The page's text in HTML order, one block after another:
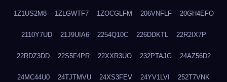
1Z1US2M8 1ZLGWTF7 1ZOCGLFM 206VNFLF 20GH4EFO
2110Y7UD 21J9UIA6 2254Q10C 226DDKTL 22R2IX7P
22RDZ3DD 22S5F4PR 22XXR3UO 232PTAJG 24AZ56D2
24MC44U0 24TJTMVU 24XS3FEV 24YV1LVI 252T7VNK